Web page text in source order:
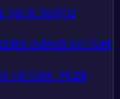
göre doğru
odaklı sohbet
rehber: Hızlı